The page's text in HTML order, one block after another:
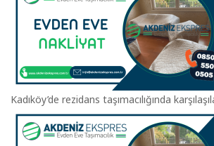
Kadıköy’de rezidans taşımacılığında